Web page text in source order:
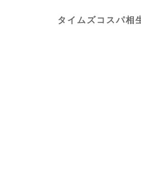
タイムズコスパ相